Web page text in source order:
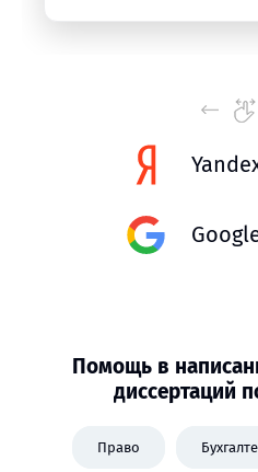
Помощь в
диссертаций
Право